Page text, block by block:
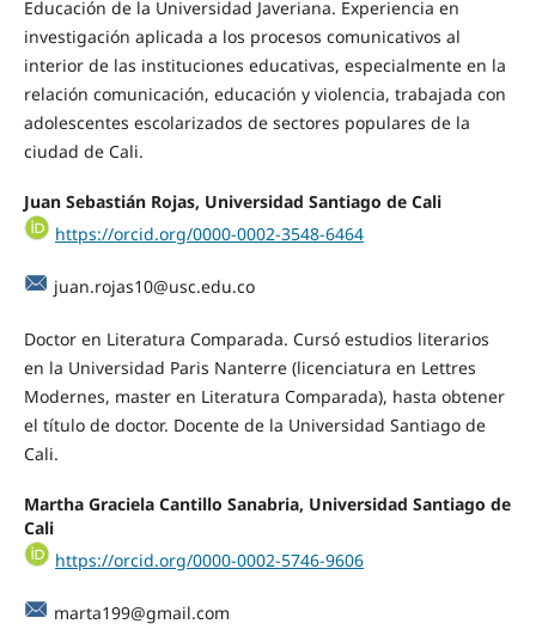
Educación de la Universidad Javeriana. Experiencia en
investigación aplicada a los procesos comunicativos al
interior de las instituciones educativas, especialmente en la
relación comunicación, educación y violencia, trabajada con
adolescentes escolarizados de sectores populares de la
ciudad de Cali.
Juan Sebastián Rojas, Universidad Santiago de Cali
https://orcid.org/0000-0002-3548-6464
juan.rojas10@usc.edu.co
Doctor en Literatura Comparada. Cursó estudios literarios
en la Universidad Paris Nanterre (licenciatura en Lettres
Modernes, master en Literatura Comparada), hasta obtener
el título de doctor. Docente de la Universidad Santiago de
Cali.
Martha Graciela Cantillo Sanabria, Universidad Santiago de
Cali
https://orcid.org/0000-0002-5746-9606
marta199@gmail.com